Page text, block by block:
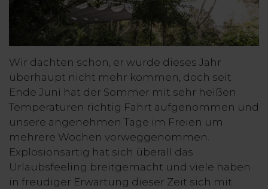
Wir dachten schon, er würde dieses Jahr
überhaupt nicht mehr kommen, doch seit
Ende Juni hat der Sommer mit sehr heißen
Temperaturen richtig Fahrt aufgenommen und
unsere angenehmen Tage im Freien um
mehrere Wochen vorweggenommen.
Explosionsartig hat sich überall das
Urlaubsfeeling breitgemacht und viele haben
in freudiger Erwartung dieser Zeit sich mit